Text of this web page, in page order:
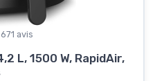
avis
L, 1500 W, RapidAir,